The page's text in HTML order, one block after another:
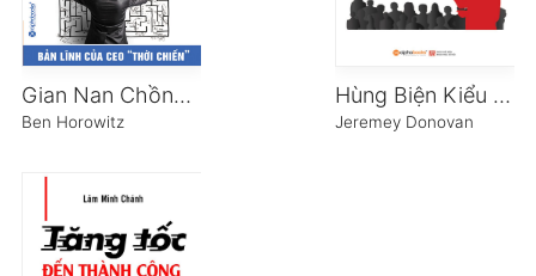
Gian Nan Chồng Chất Gian Nan
Ben Horowitz
Hùng Biện Kiểu Ted
Jeremey Donovan